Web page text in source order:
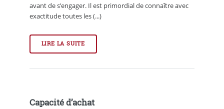
avant de s’engager. Il est primordial de connaître avec
exactitude toutes les (...)
LIRE LA SUITE
Capacité d’achat